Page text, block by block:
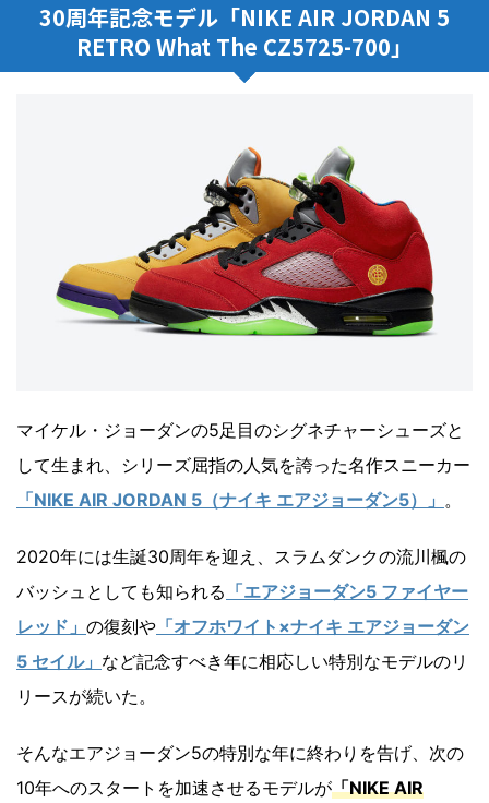
30周年記念モデル「NIKE AIR JORDAN 5
RETRO What The CZ5725-700」
マイケル・ジョーダンの5足目のシグネチャーシューズと
して生まれ、シリーズ屈指の人気を誇った名作スニーカー
「NIKE AIR JORDAN 5（ナイキ エアジョーダン5）」 。
2020年には生誕30周年を迎え、スラムダンクの流川楓の
バッシュとしても知られる 「エアジョーダン5 ファイヤー
レッド」 の復刻や 「オフホワイト×ナイキ エアジョーダン
5 セイル」 など記念すべき年に相応しい特別なモデルのリ
リースが続いた。
そんなエアジョーダン5の特別な年に終わりを告げ、次の
10年へのスタートを加速させるモデルが「NIKE AIR